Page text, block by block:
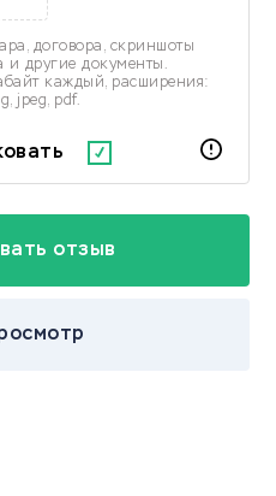
договора, скриншоты
и другие документы.
каждый, расширения:
jpeg, pdf.